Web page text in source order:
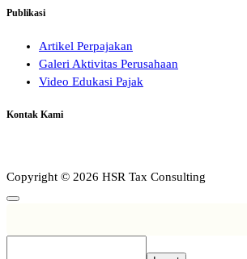
Publikasi
Artikel Perpajakan
Galeri Aktivitas Perusahaan
Video Edukasi Pajak
Kontak Kami
Copyright © 2026 HSR Tax Consulting